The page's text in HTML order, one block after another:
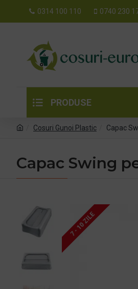
0314 100 110 0740 230
PRODUSE
Cosuri Gunoi Plastic Capac
Capac Swing
7 - 10 ZILE